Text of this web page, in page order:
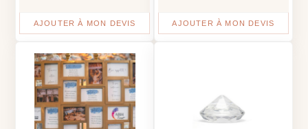
AJOUTER À MON DEVIS AJOUTER À MON DEVIS